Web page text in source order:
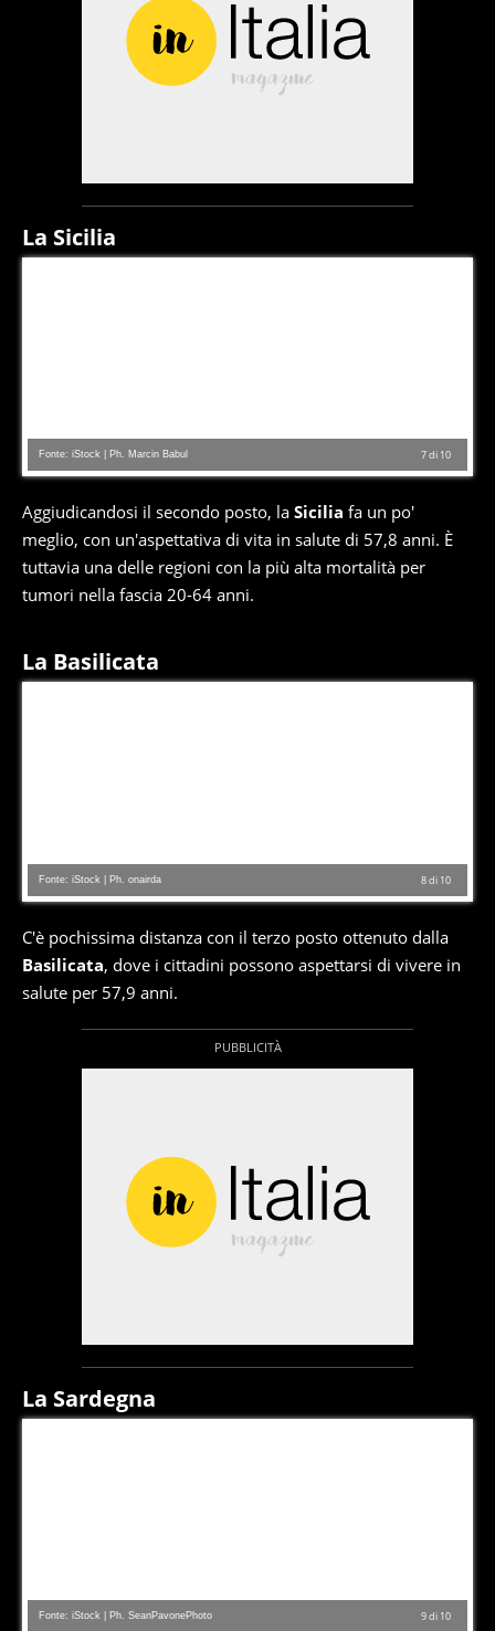
La Sicilia
7di 10
Fonte: iStock | Ph. Marcin Babul
Aggiudicandosi il secondo posto, la Sicilia fa un po'
meglio, con un'aspettativa di vita in salute di 57,8 anni. È
tuttavia una delle regioni con la più alta mortalità per
tumori nella fascia 20-64 anni.
La Basilicata
8di 10
Fonte: iStock | Ph. onairda
C'è pochissima distanza con il terzo posto ottenuto dalla
Basilicata, dove i cittadini possono aspettarsi di vivere in
salute per 57,9 anni.
La Sardegna
9di 10
Fonte: iStock | Ph. SeanPavonePhoto